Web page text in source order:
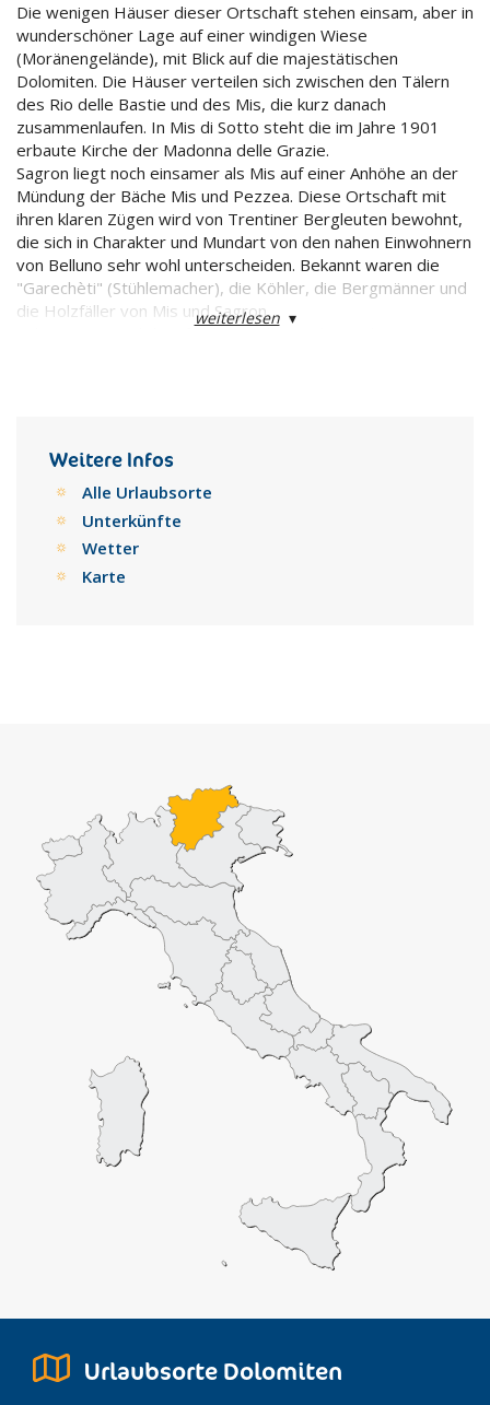
Die wenigen Häuser dieser Ortschaft stehen einsam, aber in
wunderschöner Lage auf einer windigen Wiese
(Moränengelände), mit Blick auf die majestätischen
Dolomiten. Die Häuser verteilen sich zwischen den Tälern
des Rio delle Bastie und des Mis, die kurz danach
zusammenlaufen. In Mis di Sotto steht die im Jahre 1901
erbaute Kirche der Madonna delle Grazie.
Sagron liegt noch einsamer als Mis auf einer Anhöhe an der
Mündung der Bäche Mis und Pezzea. Diese Ortschaft mit
ihren klaren Zügen wird von Trentiner Bergleuten bewohnt,
die sich in Charakter und Mundart von den nahen Einwohnern
von Belluno sehr wohl unterscheiden. Bekannt waren die
"Garechèti" (Stühlemacher), die Köhler, die Bergmänner und
die Holzfäller von Mis und Sagron.
weiterlesen▾
Weitere Infos
Alle Urlaubsorte
Unterkünfte
Wetter
Karte
Urlaubsorte Dolomiten